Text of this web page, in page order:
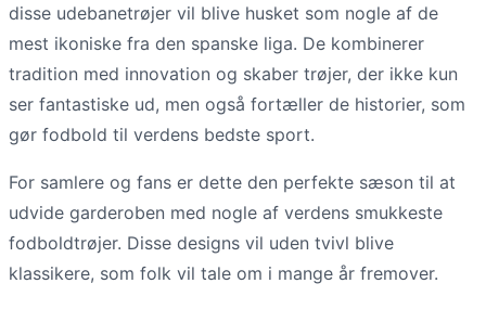
disse udebanetrøjer vil blive husket som nogle af de
mest ikoniske fra den spanske liga. De kombinerer
tradition med innovation og skaber trøjer, der ikke kun
ser fantastiske ud, men også fortæller de historier, som
gør fodbold til verdens bedste sport.
For samlere og fans er dette den perfekte sæson til at
udvide garderoben med nogle af verdens smukkeste
fodboldtrøjer. Disse designs vil uden tvivl blive
klassikere, som folk vil tale om i mange år fremover.